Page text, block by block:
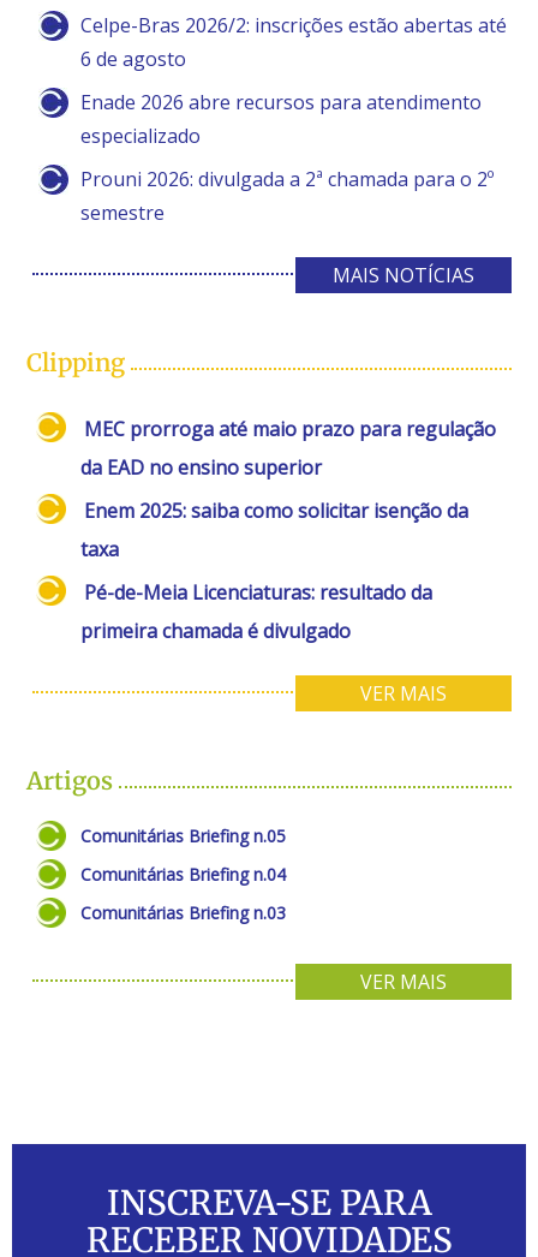
Celpe-Bras 2026/2: inscrições estão abertas até
6 de agosto
Enade 2026 abre recursos para atendimento
especializado
Prouni 2026: divulgada a 2ª chamada para o 2º
semestre
MAIS NOTÍCIAS
Clipping
MEC prorroga até maio prazo para regulação
da EAD no ensino superior
Enem 2025: saiba como solicitar isenção da
taxa
Pé-de-Meia Licenciaturas: resultado da
primeira chamada é divulgado
VER MAIS
Artigos
Comunitárias Briefing n.05
Comunitárias Briefing n.04
Comunitárias Briefing n.03
VER MAIS
INSCREVA-SE PARA
RECEBER NOVIDADES